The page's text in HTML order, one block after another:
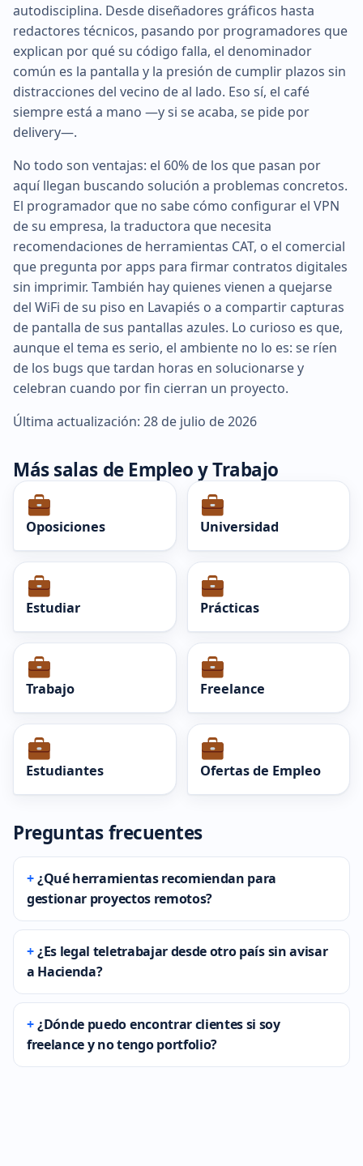
autodisciplina. Desde diseñadores gráficos hasta
redactores técnicos, pasando por programadores que
explican por qué su código falla, el denominador
común es la pantalla y la presión de cumplir plazos sin
distracciones del vecino de al lado. Eso sí, el café
siempre está a mano —y si se acaba, se pide por
delivery—.
No todo son ventajas: el 60% de los que pasan por
aquí llegan buscando solución a problemas concretos.
El programador que no sabe cómo configurar el VPN
de su empresa, la traductora que necesita
recomendaciones de herramientas CAT, o el comercial
que pregunta por apps para firmar contratos digitales
sin imprimir. También hay quienes vienen a quejarse
del WiFi de su piso en Lavapiés o a compartir capturas
de pantalla de sus pantallas azules. Lo curioso es que,
aunque el tema es serio, el ambiente no lo es: se ríen
de los bugs que tardan horas en solucionarse y
celebran cuando por fin cierran un proyecto.
Última actualización: 28 de julio de 2026
Más salas de Empleo y Trabajo
Oposiciones Universidad
Estudiar Prácticas
Trabajo Freelance
Estudiantes Ofertas de Empleo
Preguntas frecuentes
¿Qué herramientas recomiendan para
gestionar proyectos remotos?
¿Es legal teletrabajar desde otro país sin avisar
a Hacienda?
¿Dónde puedo encontrar clientes si soy
freelance y no tengo portfolio?